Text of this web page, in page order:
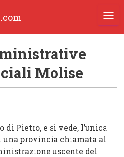
Molise
di Pietro, e si vede, l’unica
una provincia chiamata al
uscente del